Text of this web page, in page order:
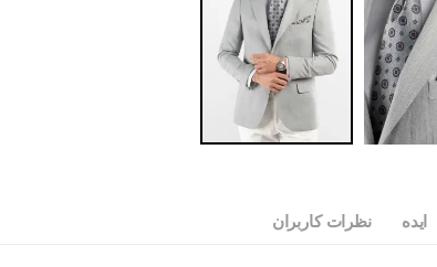
ایده نظرات کاربران